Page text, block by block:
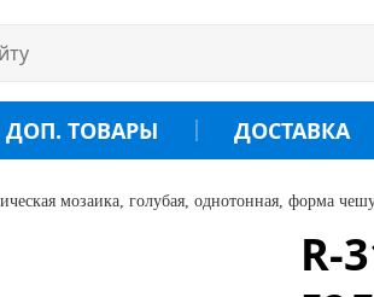
ДОП. ТОВАРЫ ДОСТАВКА
мозаика, голубая, однотонная, форма
R-